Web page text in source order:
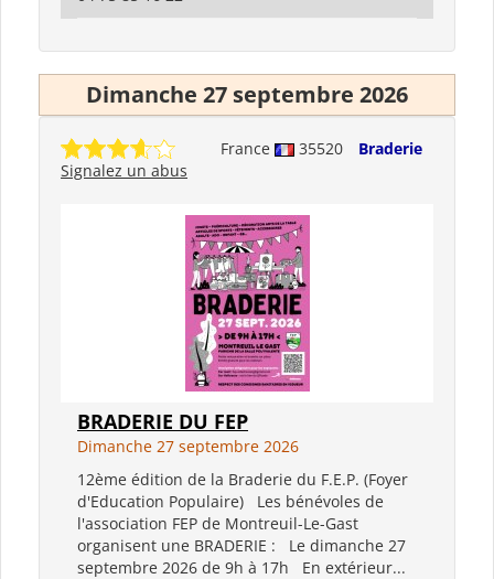
Dimanche 27 septembre 2026
France 35520
Braderie
Signalez un abus
BRADERIE DU FEP
Dimanche 27 septembre 2026
12ème édition de la Braderie du F.E.P. (Foyer
d'Education Populaire) Les bénévoles de
l'association FEP de Montreuil-Le-Gast
organisent une BRADERIE : Le dimanche 27
septembre 2026 de 9h à 17h En extérieur...